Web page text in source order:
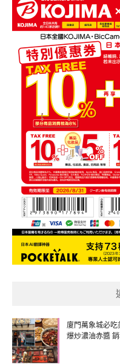
廈門萬象城必吃
爆炒濃油赤醬